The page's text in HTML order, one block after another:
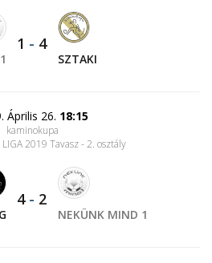
1 - 4
SZTAKI
Április 26. 18:15
kaminokupa
LIGA 2019 Tavasz - 2. osztály
4- 2
NEKÜNK MIND 1